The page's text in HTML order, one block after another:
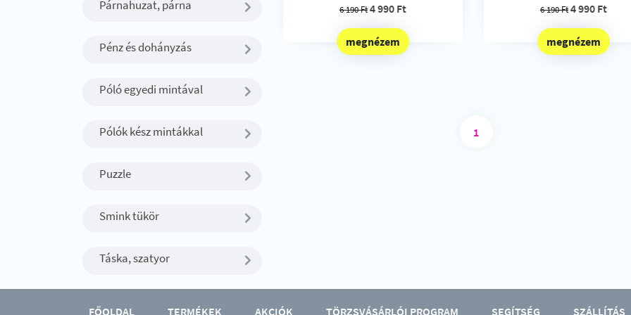
Párnahuzat, párna
Pénz és dohányzás
Póló egyedi mintával
Pólók kész mintákkal
Puzzle
Smink tükör
Táska, szatyor
6 190 Ft4 990 Ft
megnézem
6 190 Ft4 990 Ft
megnézem
1
FŐOLDAL TERMÉKEK AKCIÓK TÖRZSVÁSÁRLÓI PROGRAM SEGÍTSÉG SZÁLLÍTÁS